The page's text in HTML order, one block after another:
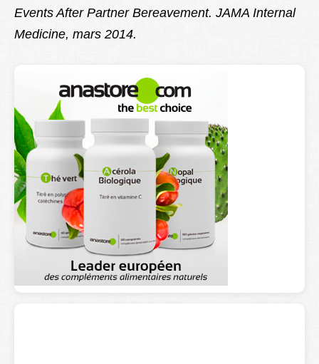
Events After Partner Bereavement. JAMA Internal
Medicine, mars 2014.